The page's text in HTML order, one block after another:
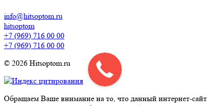
info@hitsoptom.ru
hitsoptom
+7 (969) 716 00 00
+7 (969) 716 00 00
© 2026 Hitsoptom.ru
Обращаем Ваше внимание на то, что данный интернет-сайт